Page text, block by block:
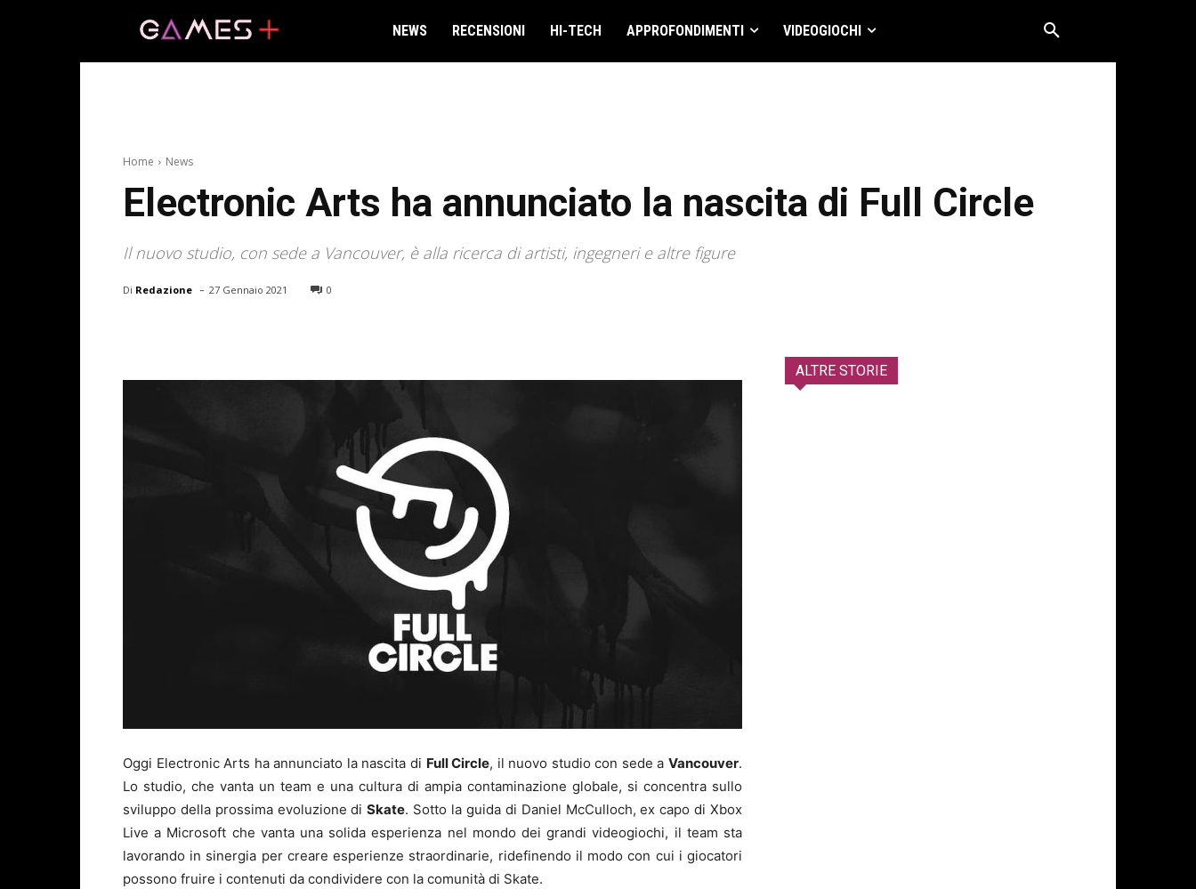
NEWS RECENSIONI HI-TECH APPROFONDIMENTI VIDEOGIOCHI
Home News
Electronic Arts ha annunciato la nascita di Full Circle
Il nuovo studio, con sede a Vancouver, è alla ricerca di artisti, ingegneri e altre figure
Di Redazione - 27 Gennaio 2021 0
Oggi Electronic Arts ha annunciato la nascita di Full Circle, il nuovo studio con sede a Vancouver.
Lo studio, che vanta un team e una cultura di ampia contaminazione globale, si concentra sullo
sviluppo della prossima evoluzione diSkate. Sotto la guida di Daniel McCulloch, ex capo di Xbox
Live a Microsoft che vanta una solida esperienza nel mondo dei grandi videogiochi, il team sta
lavorando in sinergia per creare esperienze straordinarie, ridefinendo il modo con cui i giocatori
possono fruire i contenuti da condividere con la comunità di Skate.
ALTRE STORIE